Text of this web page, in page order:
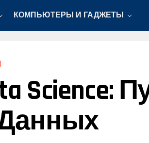
КОМПЬЮТЕРЫ И ГАДЖЕТЫ
Science: